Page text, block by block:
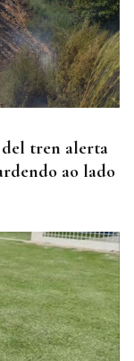
por
Ceuta
del tren alerta
ao lado